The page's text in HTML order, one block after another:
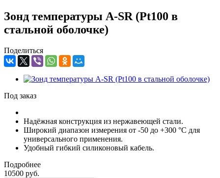
Зонд температуры A-SR (Pt100 в
стальной оболочке)
Поделиться
Под заказ
Надёжная конструкция из нержавеющей стали.
Широкий диапазон измерения от -50 до +300 °С для
универсального применения.
Удобный гибкий силиконовый кабель.
Подробнее
10500 руб.